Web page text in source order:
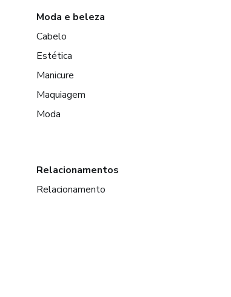
Moda e beleza
Cabelo
Estética
Manicure
Maquiagem
Moda
Relacionamentos
Relacionamento